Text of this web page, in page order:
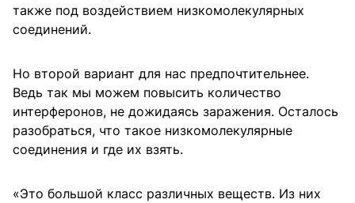
также под воздействием низкомолекулярных
соединений.
Но второй вариант для нас предпочтительнее.
Ведь так мы можем повысить количество
интерферонов, не дожидаясь заражения. Осталось
разобраться, что такое низкомолекулярные
соединения и где их взять.
«Это большой класс различных веществ. Из них